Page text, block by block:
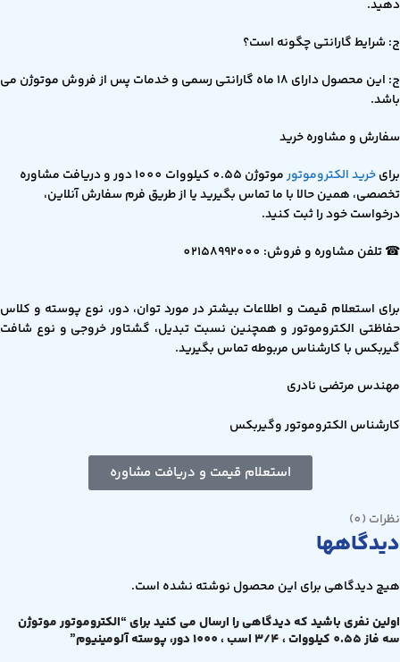
دهید.
ج: شرایط گارانتی چگونه است؟
ج: این محصول دارای 18 ماه گارانتی رسمی و خدمات پس از فروش موتوژن می
باشد.
سفارش و مشاوره خرید
برایخرید الکتروموتور
موتوژن 0.55 کیلووات 1000 دور و دریافت مشاوره
تخصصی، همین حالا با ما تماس بگیرید یا از طریق فرم سفارش آنلاین،
درخواست خود را ثبت کنید.
☎ تلفن مشاوره و فروش: 02158992000
برای استعلام قیمت و اطلاعات بیشتر در مورد توان، دور، نوع پوسته و کلاس
حفاظتی الکتروموتور و همچنین نسبت تبدیل، گشتاور خروجی و نوع شافت
گیربکس با کارشناس مربوطه تماس بگیرید.
مهندس مرتضی نادری
کارشناس الکتروموتور وگیربکس
استعلام قیمت و دریافت مشاوره
نظرات (0)
دیدگاهها
هیچ دیدگاهی برای این محصول نوشته نشده است.
اولین نفری باشید که دیدگاهی را ارسال می کنید برای “الکتروموتور موتوژن
سه فاز 0.55 کیلووات ، 3/4 اسب ، 1000 دور، پوسته آلومینیوم”